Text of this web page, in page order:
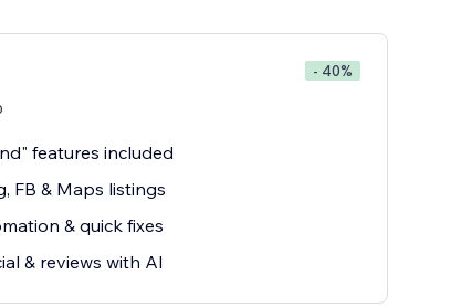
- 40%
features included
FB & Maps listings
& quick fixes
& reviews with AI